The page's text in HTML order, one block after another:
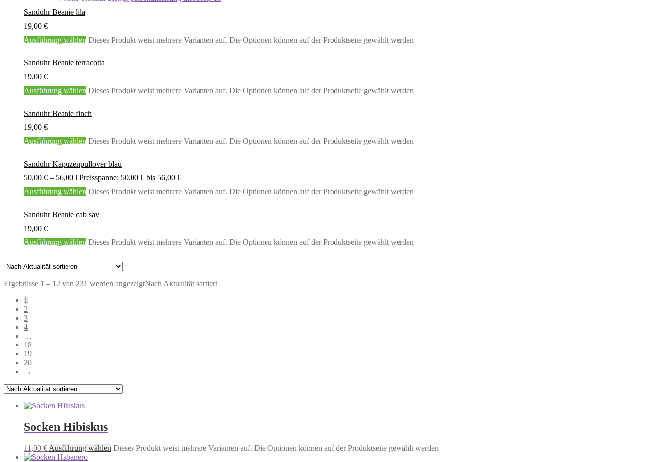
Sanduhr Beanie lila
19,00 €
Ausführung wählen Dieses Produkt weist mehrere Varianten auf. Die Optionen können auf der Produktseite gewählt werden
Sanduhr Beanie terracotta
19,00 €
Ausführung wählen Dieses Produkt weist mehrere Varianten auf. Die Optionen können auf der Produktseite gewählt werden
Sanduhr Beanie finch
19,00 €
Ausführung wählen Dieses Produkt weist mehrere Varianten auf. Die Optionen können auf der Produktseite gewählt werden
Sanduhr Kapuzenpullover blau
50,00 € – 56,00 €Preisspanne: 50,00 € bis 56,00 €
Ausführung wählen Dieses Produkt weist mehrere Varianten auf. Die Optionen können auf der Produktseite gewählt werden
Sanduhr Beanie cab sav
19,00 €
Ausführung wählen Dieses Produkt weist mehrere Varianten auf. Die Optionen können auf der Produktseite gewählt werden
Ergebnisse 1 – 12 von 231 werden angezeigtNach Aktualität sortiert
1
2
3
4
…
18
19
20
→
Socken Hibiskus
11,00 € Ausführung wählen Dieses Produkt weist mehrere Varianten auf. Die Optionen können auf der Produktseite gewählt werden